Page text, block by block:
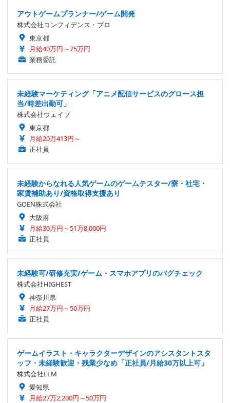
アウトゲームプランナー/ゲーム開発
株式会社コンフィデンス・プロ
東京都
月給40万円～75万円
業務委託
未経験マーケティング「アニメ配信サービスのグロース担
当/時差出勤可」
株式会社ウェイブ
東京都
月給20万413円～
正社員
未経験からなれる人気ゲームのゲームテスター/寮・社宅・
家賃補助あり/資格取得支援あり
GOEN株式会社
大阪府
月給30万円～51万8,000円
正社員
未経験可/研修充実/ゲーム・スマホアプリのバグチェック
株式会社HIGHEST
神奈川県
月給27万円～50万円
正社員
ゲームイラスト・キャラクターデザインのアシスタントスタ
ッフ・未経験歓迎・残業少なめ「正社員/月給30万以上可」
株式会社ELM
愛知県
月給27万2,200円～50万円